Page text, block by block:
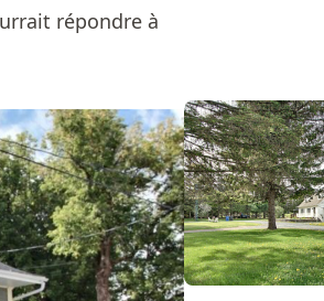
répondre à